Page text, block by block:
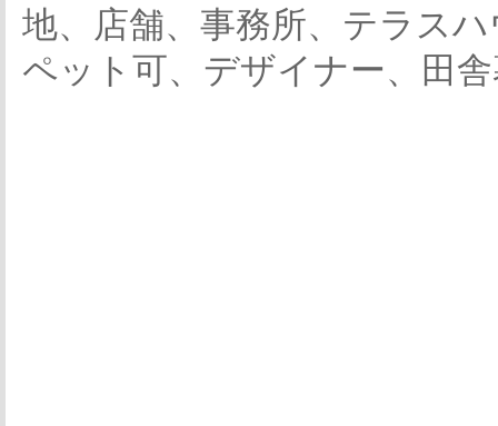
地、店舗、事務所、テラス
ペット可、デザイナー、田